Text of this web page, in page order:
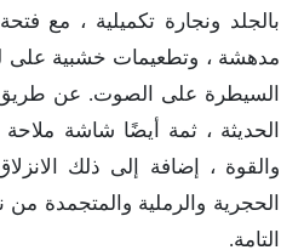
بالجلد ونجارة تكميلية ، مع
مدهشة ، وتطعيمات خشبية على
السيطرة على الصوت. عن طريق
الحديثة ، ثمة أيضًا شاشة ملاحة
والقوة ، إضافة إلى ذلك
الحجرية والرملية والمتجمدة من
التامة.